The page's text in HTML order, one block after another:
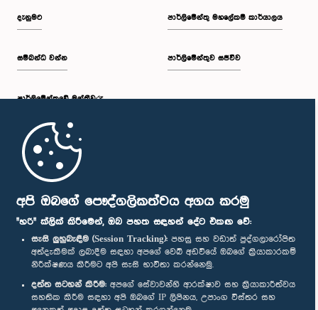
අපි ඔබගේ පෞද්ගලිකත්වය අගය කරමු
"හරි" ක්ලික් කිරීමෙන්, ඔබ පහත සඳහන් දේට එකඟ වේ:
සැසි ලුහුබැඳීම (Session Tracking): පහසු සහ වඩාත් පුද්ගලාරෝපිත
අත්දැකීමක් ලබාදීම සඳහා අපගේ වෙබ් අඩවියේ ඔබගේ ක්‍රියාකාරකම්
නිරීක්ෂණය කිරීමට අපි සැසි භාවිතා කරන්නෙමු.
දත්ත සටහන් කිරීම: අපගේ සේවාවන්හි ආරක්ෂාව සහ ක්‍රියාකාරීත්වය
සහතික කිරීම සඳහා අපි ඔබගේ IP ලිපිනය, උපාංග විස්තර සහ
දැනුමට
සම්බන්ධ වන්න
පාර්ලි‌මේන්තුවේ මන්ත්‍රීවරු
මුල් පිටුව
පාර්ලිමේන්තු මහලේකම් කාර්යාලය
පාර්ලිමේන්තුව සජීවීව
පාර්ලිමේන්තු ජංගම යෙදුම
අප හා සම්බන්ධ වී සිටින්න :